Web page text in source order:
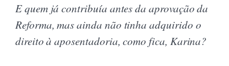
E quem já contribuía antes da aprovação da
Reforma, mas ainda não tinha adquirido o
direito à aposentadoria, como fica, Karina?